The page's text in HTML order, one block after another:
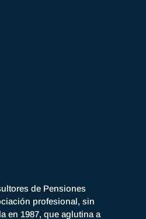
de Pensiones
profesional, sin
en 1987, que aglutina a